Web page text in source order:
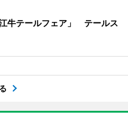
牛テールフェア」 テールス